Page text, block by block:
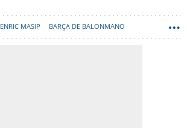
ENRIC MASIP BARÇA DE BALONMANO